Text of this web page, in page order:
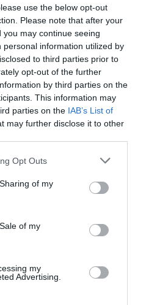
use the below opt-out
Please note that after your
may continue seeing
information utilized by
to third parties prior to
opt-out of the further
by third parties on the
This information may
parties on the IAB’s List of
may further disclose it to other
Opt Outs
of my
of my
my
Advertising.
COMMENTAIRE
PLUS
01/